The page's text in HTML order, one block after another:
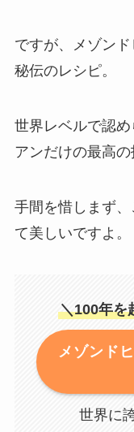
ですが、メゾン
秘伝のレシピ。
世界レベルで認
アンだけの最高の
手間を惜しまず
て美しいですよ。
＼100年を
メゾンド
世界に